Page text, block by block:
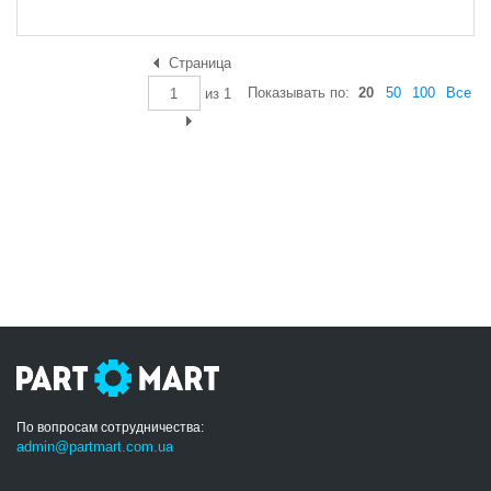
Страница
из 1 Показывать по: 20 50 100 Все
По вопросам сотрудничества:
admin@partmart.com.ua